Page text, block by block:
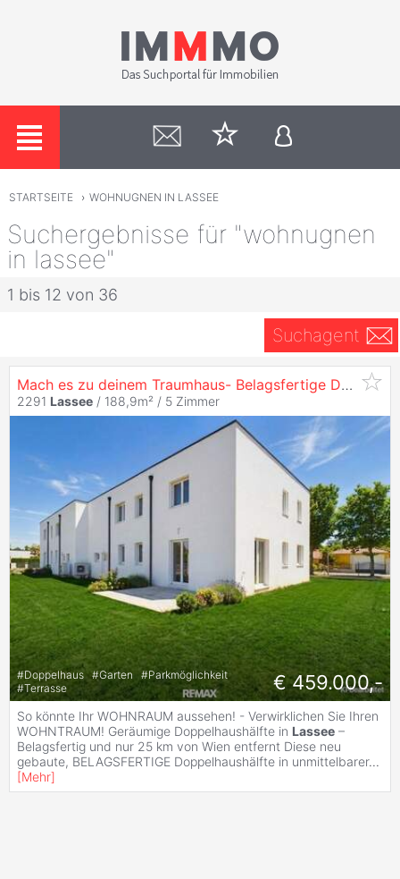
STARTSEITE › WOHNUGNEN IN LASSEE
Suchergebnisse für "wohnugnen
in lassee"
1 bis 12 von 36
Suchagent
Mach es zu deinem Traumhaus- Belagsfertige Doppelhaushälfte in
2291 Lassee / 188,9m² / 5 Zimmer
#Doppelhaus #Garten #Parkmöglichkeit
#Terrasse € 459.000,-
So könnte Ihr WOHNRAUM aussehen! - Verwirklichen Sie Ihren
WOHNTRAUM! Geräumige Doppelhaushälfte in Lassee –
Belagsfertig und nur 25 km von Wien entfernt Diese neu
gebaute, BELAGSFERTIGE Doppelhaushälfte in unmittelbarer...
[Mehr]